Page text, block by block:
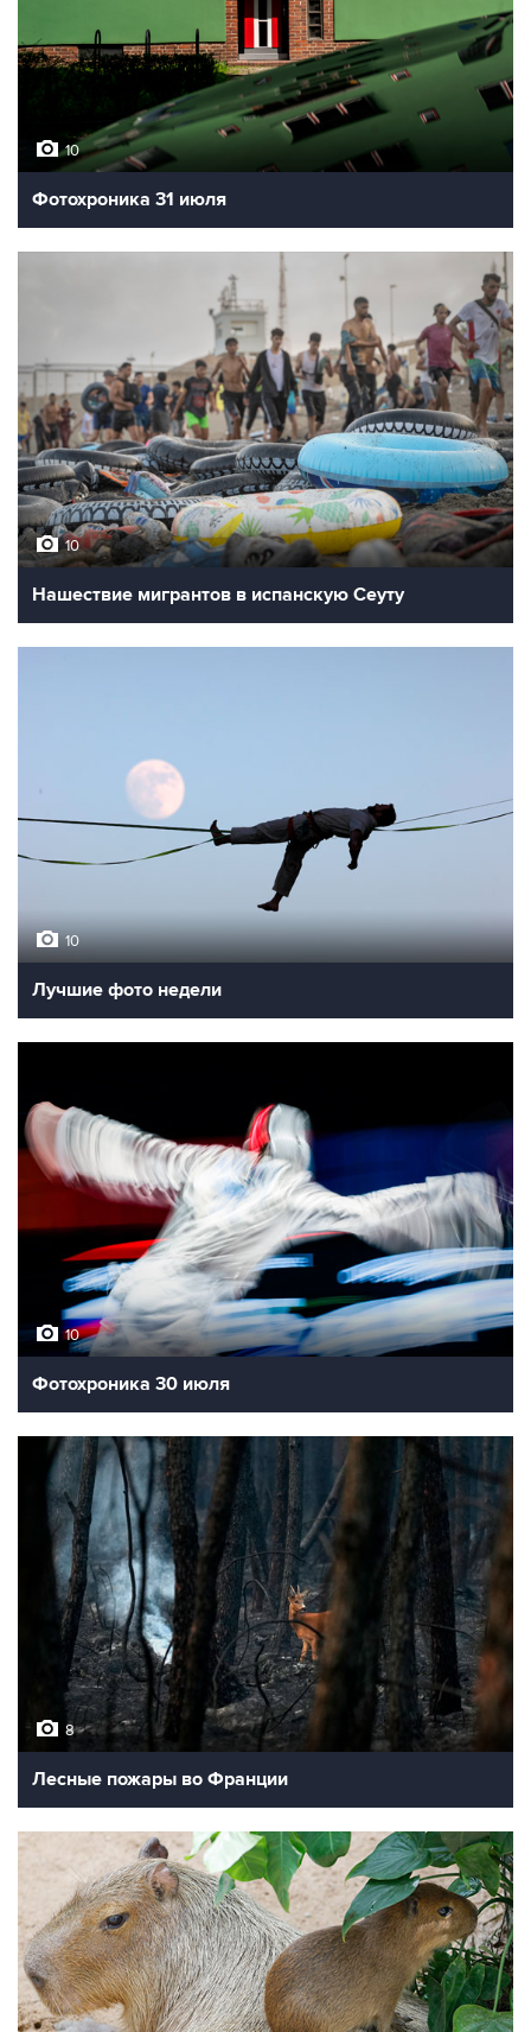
10
Фотохроника 31 июля
10
Нашествие мигрантов в испанскую Сеуту
10
Лучшие фото недели
10
Фотохроника 30 июля
8
Лесные пожары во Франции